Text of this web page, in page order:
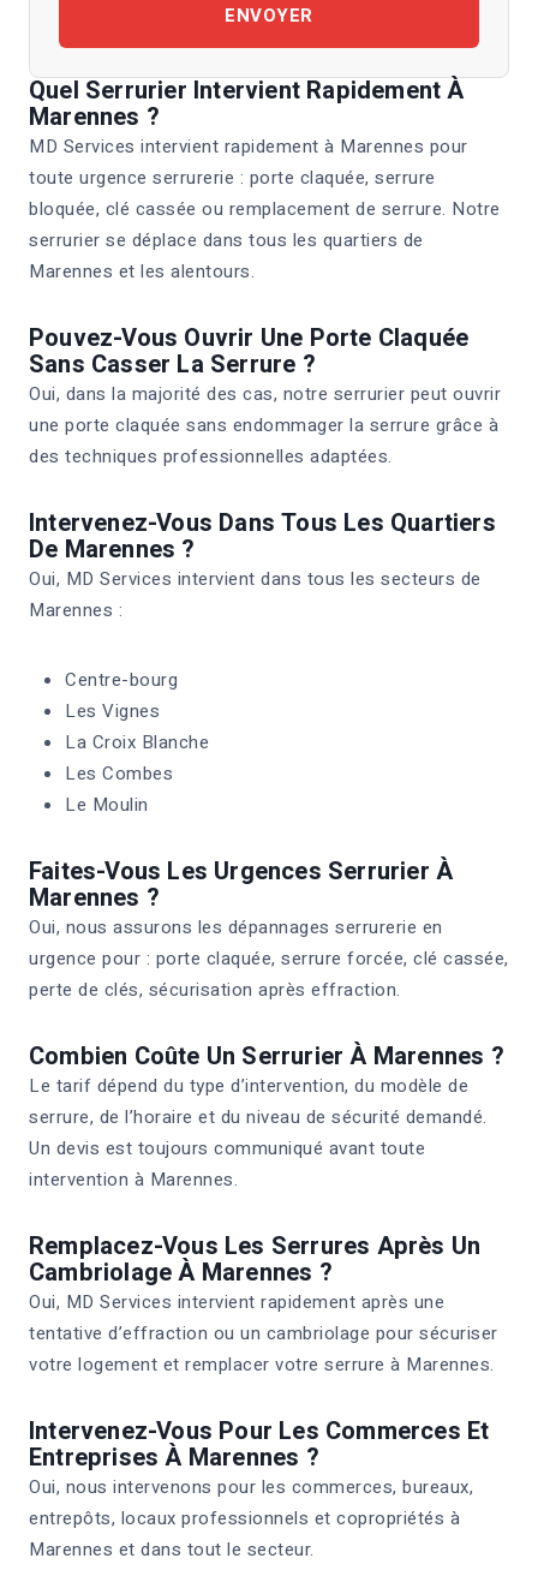
ENVOYER
Quel Serrurier Intervient Rapidement À
Marennes ?
MD Services intervient rapidement à Marennes pour
toute urgence serrurerie : porte claquée, serrure
bloquée, clé cassée ou remplacement de serrure. Notre
serrurier se déplace dans tous les quartiers de
Marennes et les alentours.
Pouvez-Vous Ouvrir Une Porte Claquée
Sans Casser La Serrure ?
Oui, dans la majorité des cas, notre serrurier peut ouvrir
une porte claquée sans endommager la serrure grâce à
des techniques professionnelles adaptées.
Intervenez-Vous Dans Tous Les Quartiers
De Marennes ?
Oui, MD Services intervient dans tous les secteurs de
Marennes :
Centre-bourg
Les Vignes
La Croix Blanche
Les Combes
Le Moulin
Faites-Vous Les Urgences Serrurier À
Marennes ?
Oui, nous assurons les dépannages serrurerie en
urgence pour : porte claquée, serrure forcée, clé cassée,
perte de clés, sécurisation après effraction.
Combien Coûte Un Serrurier À Marennes ?
Le tarif dépend du type d’intervention, du modèle de
serrure, de l’horaire et du niveau de sécurité demandé.
Un devis est toujours communiqué avant toute
intervention à Marennes.
Remplacez-Vous Les Serrures Après Un
Cambriolage À Marennes ?
Oui, MD Services intervient rapidement après une
tentative d’effraction ou un cambriolage pour sécuriser
votre logement et remplacer votre serrure à Marennes.
Intervenez-Vous Pour Les Commerces Et
Entreprises À Marennes ?
Oui, nous intervenons pour les commerces, bureaux,
entrepôts, locaux professionnels et copropriétés à
Marennes et dans tout le secteur.